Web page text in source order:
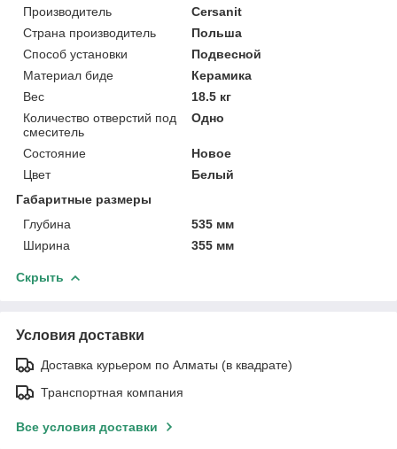
Производитель
Cersanit
Страна производитель
Польша
Способ установки
Подвесной
Материал биде
Керамика
Вес
18.5 кг
Количество отверстий под
смеситель
Одно
Состояние
Новое
Цвет
Белый
Габаритные размеры
Глубина
535 мм
Ширина
355 мм
Скрыть
Условия доставки
Доставка курьером по Алматы (в квадрате)
Транспортная компания
Все условия доставки